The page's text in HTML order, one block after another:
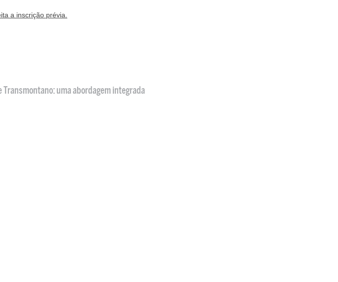
a inscrição prévia.
uma abordagem integrada